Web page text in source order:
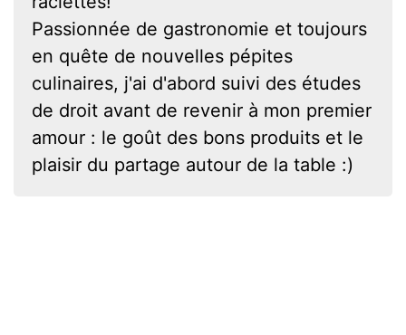
Passionnée de gastronomie et toujours
en quête de nouvelles pépites
culinaires, j'ai d'abord suivi des études
de droit avant de revenir à mon premier
amour : le goût des bons produits et le
plaisir du partage autour de la table :)